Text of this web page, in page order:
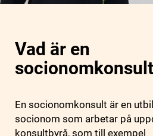
Vad är en
En socionomkonsult är en
socionom som arbetar på
konsultbyrå, som till exempel